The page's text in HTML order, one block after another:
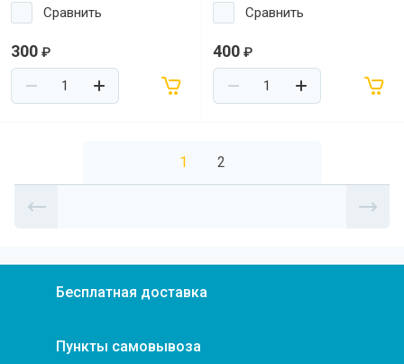
Сравнить
300 ₽
Сравнить
400 ₽
1 2
Бесплатная доставка
Пункты самовывоза